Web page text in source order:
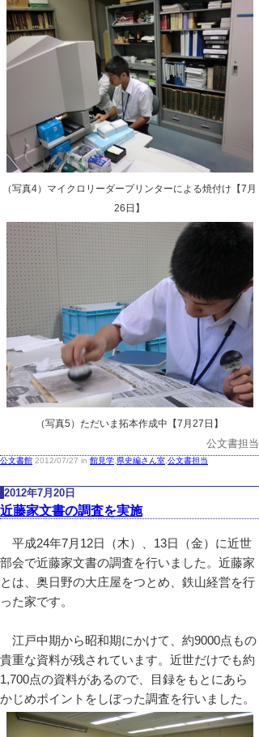
（写真4）マイクロリーダープリンターによる焼付け【7月
26日】
（写真5）ただいま拓本作成中【7月27日】
公文書担当
公文書館 2012/07/27 in 館見学 県史編さん室 公文書担当
2012年7月20日
近藤家文書の調査を実施
平成24年7月12日（木）、13日（金）に近世
部会で近藤家文書の調査を行いました。近藤家
とは、奥日野の大庄屋をつとめ、鉄山経営を行
った家です。
江戸中期から昭和期にかけて、約9000点もの
貴重な資料が残されています。近世だけでも約
1,700点の資料があるので、目録をもとにあら
かじめポイントをしぼった調査を行いました。